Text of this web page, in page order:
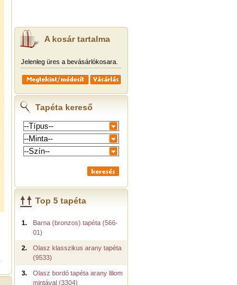
A kosár tartalma
Jelenleg üres a bevásárlókosara.
Tapéta kereső
Top 5 tapéta
1.
Barna (bronzos) tapéta (566-
01)
2.
Olasz klasszikus arany tapéta
(9533)
3.
Olasz bordó tapéta arany liliom
mintával (3304)